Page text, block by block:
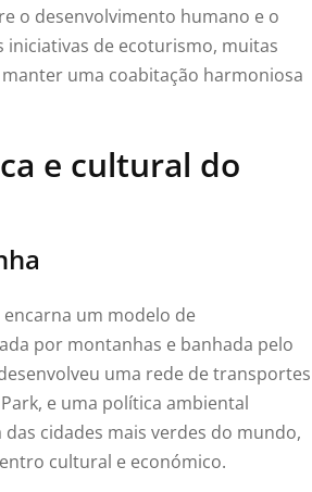
o desenvolvimento humano e o
de ecoturismo, muitas
uma coabitação harmoniosa
e cultural do
um modelo de
por montanhas e banhada pelo
uma rede de transportes
, e uma política ambiental
cidades mais verdes do mundo,
cultural e económico.